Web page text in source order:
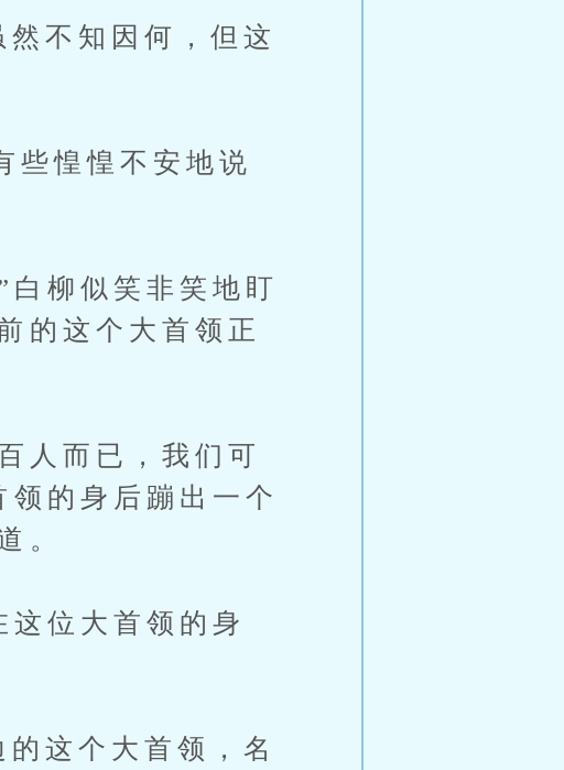
不知因何，但这
惶惶不安地说
柳似笑非笑地盯
的这个大首领正
人而已，我们可
的身后蹦出一个
。
位大首领的身
这个大首领，名